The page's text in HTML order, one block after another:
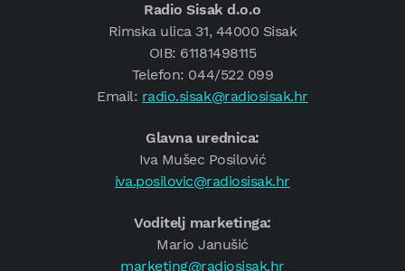
Radio Sisak d.o.o
Rimska ulica 31, 44000 Sisak
OIB: 61181498115
Telefon: 044/522 099
Email: radio.sisak@radiosisak.hr
Glavna urednica:
Iva Mušec Posilović
iva.posilovic@radiosisak.hr
Voditelj marketinga:
Mario Janušić
marketing@radiosisak.hr